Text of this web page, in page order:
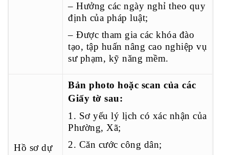
– Hưởng các ngày nghỉ theo quy
định của pháp luật;
– Được tham gia các khóa đào
tạo, tập huấn nâng cao nghiệp vụ
sư phạm, kỹ năng mềm.
Hồ sơ dự
Bản photo hoặc scan của các
Giấy tờ sau:
1. Sơ yếu lý lịch có xác nhận của
Phường, Xã;
2. Căn cước công dân;